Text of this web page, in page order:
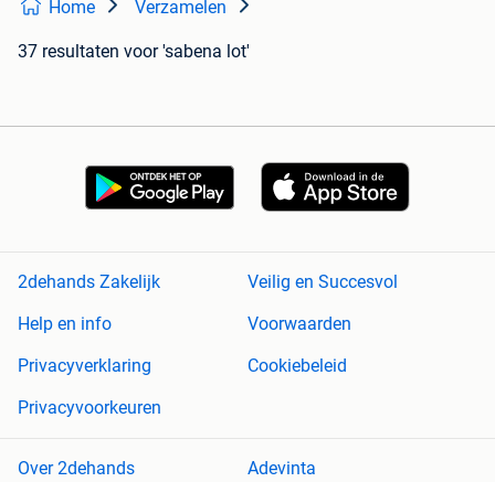
Home Verzamelen
37 resultaten voor 'sabena lot'
2dehands Zakelijk
Veilig en Succesvol
Help en info
Voorwaarden
Privacyverklaring
Cookiebeleid
Privacyvoorkeuren
Over 2dehands Adevinta